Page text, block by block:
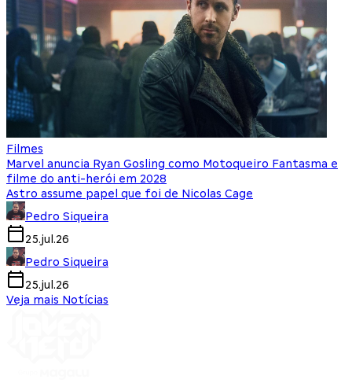
Filmes
Marvel anuncia Ryan Gosling como Motoqueiro Fantasma e
filme do anti-herói em 2028
Astro assume papel que foi de Nicolas Cage
Pedro Siqueira
25.jul.26
Pedro Siqueira
25.jul.26
Veja mais Notícias